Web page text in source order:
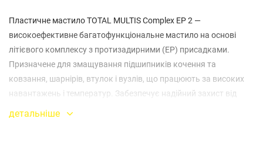
Пластичне мастило TOTAL MULTIS Complex EP 2 —
високоефективне багатофункціональне мастило на основі
літієвого комплексу з протизадирними (EP) присадками.
Призначене для змащування підшипників кочення та
ковзання, шарнірів, втулок і вузлів, що працюють за високих
навантажень і температур. Забезпечує надійний захист від
зносу, корозії та вологи, зберігає стабільні властивості в
детальніше